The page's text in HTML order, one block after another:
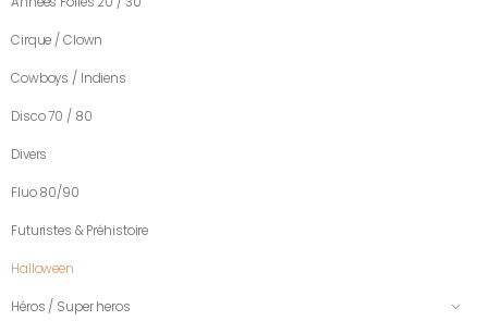
Cirque / Clown
Cowboys / Indiens
Disco 70 / 80
Divers
Fluo 80/90
Futuristes & Préhistoire
Halloween
Héros / Super heros